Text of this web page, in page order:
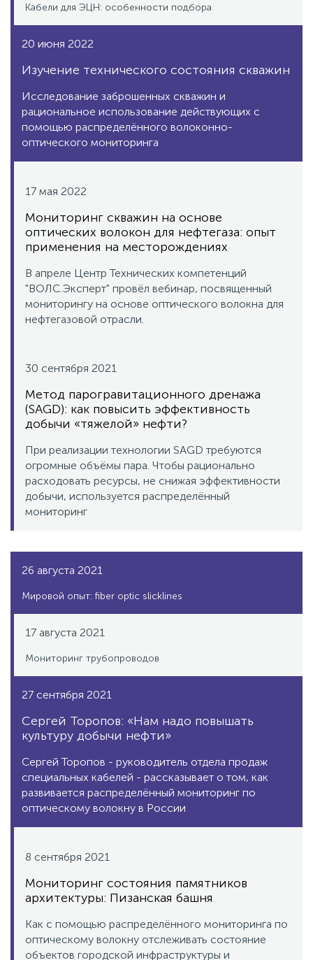
Кабели для ЭЦН: особенности подбора
20 июня 2022
Изучение технического состояния скважин
Исследование заброшенных скважин и
рациональное использование действующих с
помощью распределённого волоконно-
оптического мониторинга
17 мая 2022
Мониторинг скважин на основе
оптических волокон для нефтегаза: опыт
применения на месторождениях
В апреле Центр Технических компетенций
"ВОЛС.Эксперт" провёл вебинар, посвященный
мониторингу на основе оптического волокна для
нефтегазовой отрасли.
30 сентября 2021
Метод парогравитационного дренажа
(SAGD): как повысить эффективность
добычи «тяжелой» нефти?
При реализации технологии SAGD требуются
огромные объёмы пара. Чтобы рационально
расходовать ресурсы, не снижая эффективности
добычи, используется распределённый
мониторинг
26 августа 2021
Мировой опыт: fiber optic slicklines
17 августа 2021
Мониторинг трубопроводов
27 сентября 2021
Сергей Торопов: «Нам надо повышать
культуру добычи нефти»
Сергей Торопов - руководитель отдела продаж
специальных кабелей - рассказывает о том, как
развивается распределённый мониторинг по
оптическому волокну в России
8 сентября 2021
Мониторинг состояния памятников
архитектуры: Пизанская башня
Как с помощью распределённого мониторинга по
оптическому волокну отслеживать состояние
объектов городской инфраструктуры и